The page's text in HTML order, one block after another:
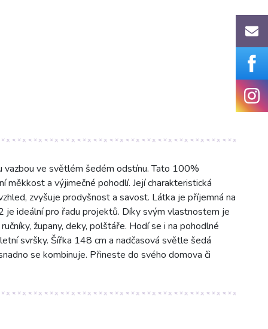
ve světlém šedém odstínu. Tato 100%
měkkost a výjimečné pohodlí. Její charakteristická
zvyšuje prodyšnost a savost. Látka je příjemná na
je ideální pro řadu projektů. Díky svým vlastnostem je
župany, deky, polštáře. Hodí se i na pohodlné
svršky. Šířka 148 cm a nadčasová světle šedá
se kombinuje. Přineste do svého domova či